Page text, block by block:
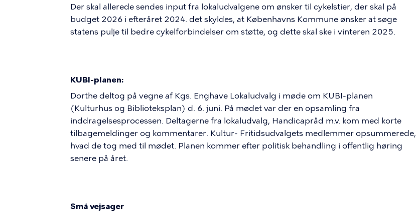
Der skal allerede sendes input fra lokaludvalgene om ønsker til cykelstier, der skal på
budget 2026 i efteråret 2024. det skyldes, at Københavns Kommune ønsker at søge
statens pulje til bedre cykelforbindelser om støtte, og dette skal ske i vinteren 2025.
KUBI-planen:
Dorthe deltog på vegne af Kgs. Enghave Lokaludvalg i møde om KUBI-planen
(Kulturhus og Biblioteksplan) d. 6. juni. På mødet var der en opsamling fra
inddragelsesprocessen. Deltagerne fra lokaludvalg, Handicapråd m.v. kom med korte
tilbagemeldinger og kommentarer. Kultur- Fritidsudvalgets medlemmer opsummerede,
hvad de tog med til mødet. Planen kommer efter politisk behandling i offentlig høring
senere på året.
Små vejsager